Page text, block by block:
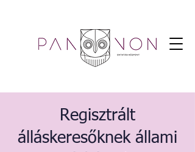
Regisztrált
álláskeresőknek állami